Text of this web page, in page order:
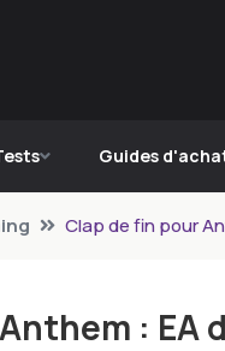
Guides
Clap de fin pour
: EA